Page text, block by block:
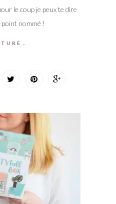
le coup je peux te dire
nommé !